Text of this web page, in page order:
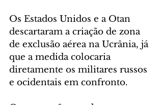
Os Estados Unidos e a Otan
descartaram a criação de zona
de exclusão aérea na Ucrânia, já
que a medida colocaria
diretamente os militares russos
e ocidentais em confronto.